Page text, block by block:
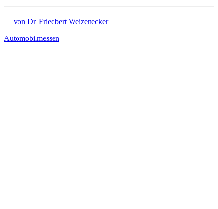
von Dr. Friedbert Weizenecker
Automobilmessen